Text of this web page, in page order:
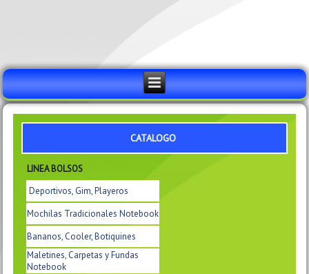
CATALOGO
LINEA BOLSOS
Deportivos, Gim, Playeros
Mochilas Tradicionales Notebook
Bananos, Cooler, Botiquines
Maletines, Carpetas y Fundas
Notebook